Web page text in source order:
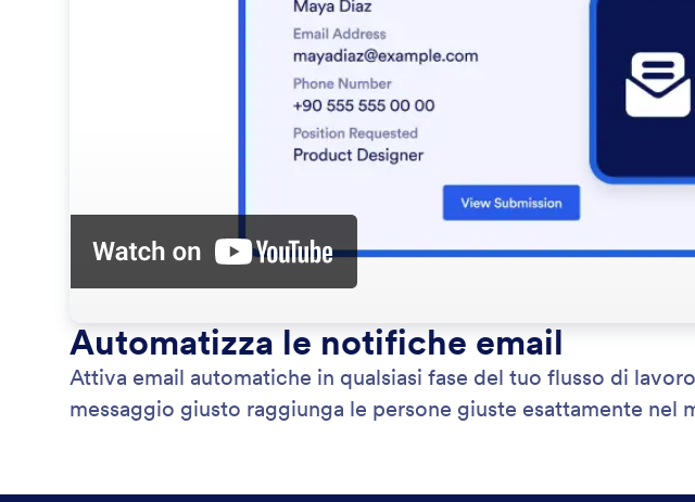
Automatizza le notifiche email
Attiva email automatiche in qualsiasi fase del tuo flusso di
messaggio giusto raggiunga le persone giuste esattamente nel